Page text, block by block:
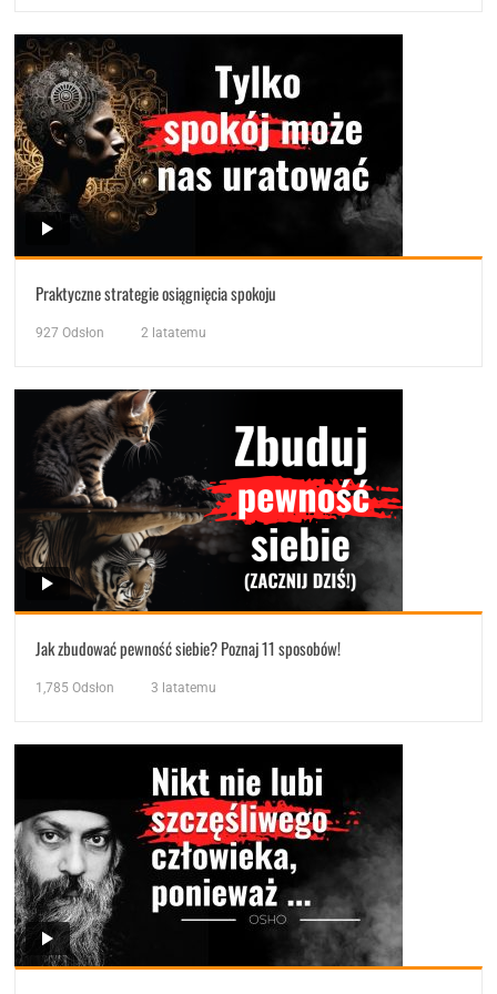
Praktyczne strategie osiągnięcia spokoju
927 Odsłon 2 latatemu
Jak zbudować pewność siebie? Poznaj 11 sposobów!
1,785 Odsłon 3 latatemu